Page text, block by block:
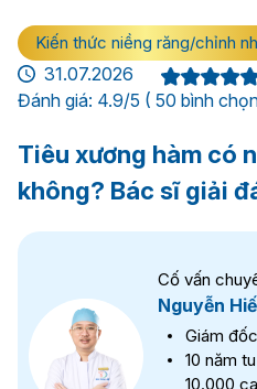
Kiến thức niềng răng/chỉnh
31.07.2026
Đánh giá: 4.9/5 ( 50 bình
Tiêu xương hàm có
không? Bác sĩ giải
Cố vấn
Nguyễn
Giám
10 năm
10.000